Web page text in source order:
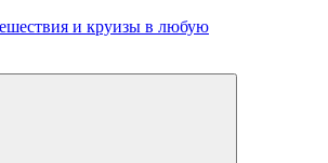
поехать на отдых, где провести отпуск.